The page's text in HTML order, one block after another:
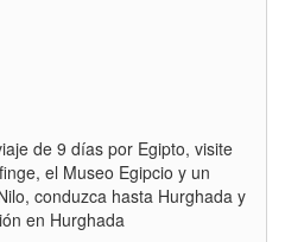
de 9 días por Egipto, visite
el Museo Egipcio y un
conduzca hasta Hurghada y
en Hurghada